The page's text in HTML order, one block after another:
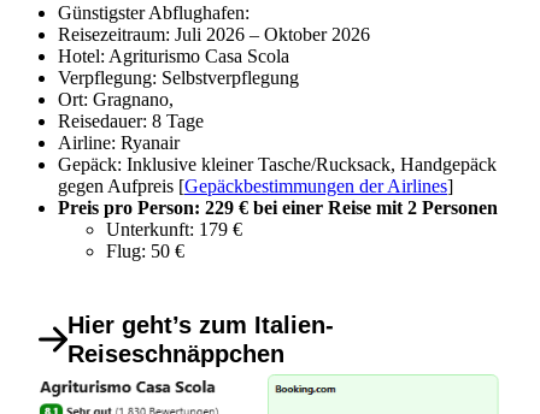
Günstigster Abflughafen:
Reisezeitraum: Juli 2026 – Oktober 2026
Hotel: Agriturismo Casa Scola
Verpflegung: Selbstverpflegung
Ort: Gragnano,
Reisedauer: 8 Tage
Airline: Ryanair
Gepäck: Inklusive kleiner Tasche/Rucksack, Handgepäck
gegen Aufpreis [Gepäckbestimmungen der Airlines]
Preis pro Person: 229 € bei einer Reise mit 2 Personen
Unterkunft: 179 €
Flug: 50 €
Hier geht’s zum Italien-
Reiseschnäppchen